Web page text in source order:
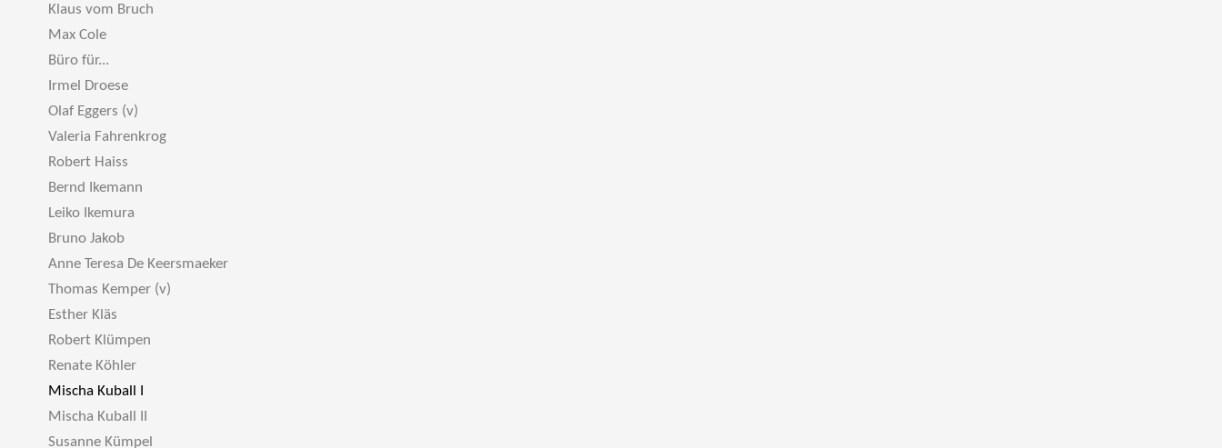
Klaus vom Bruch
Max Cole
Büro für...
Irmel Droese
Olaf Eggers (v)
Valeria Fahrenkrog
Robert Haiss
Bernd Ikemann
Leiko Ikemura
Bruno Jakob
Anne Teresa De Keersmaeker
Thomas Kemper (v)
Esther Kläs
Robert Klümpen
Renate Köhler
Mischa Kuball I
Mischa Kuball II
Susanne Kümpel